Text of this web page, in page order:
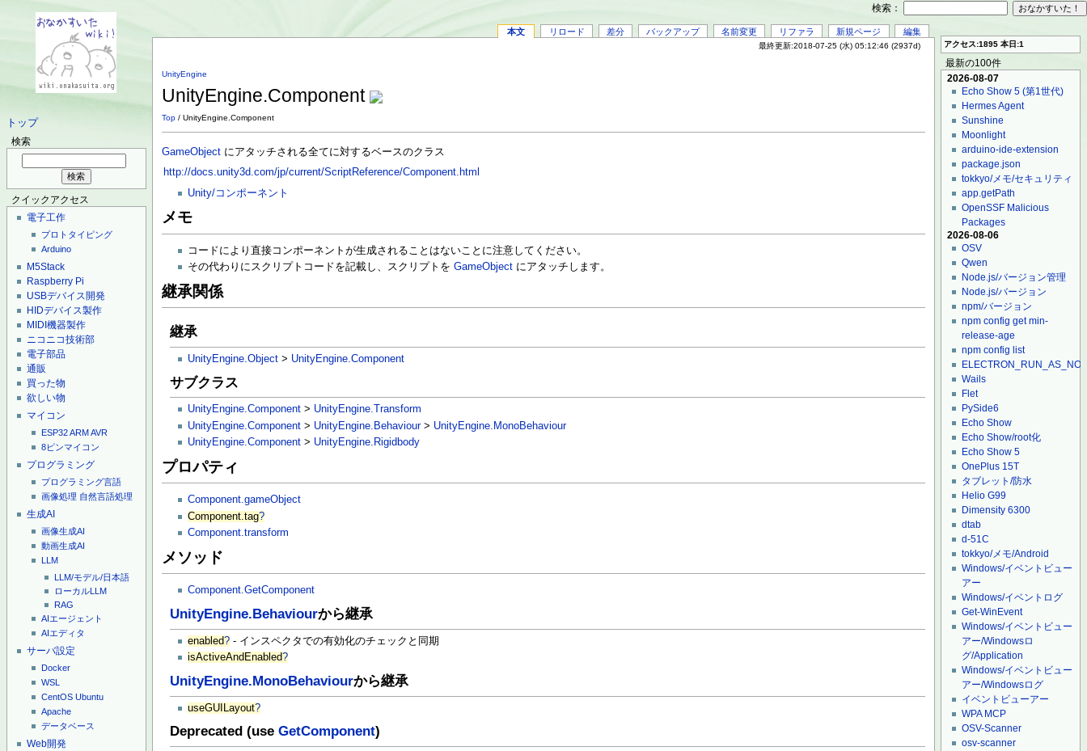
トップ
検索
クイックアクセス
電子工作
プロトタイピング
Arduino
M5Stack
Raspberry Pi
USBデバイス開発
HIDデバイス製作
MIDI機器製作
ニコニコ技術部
電子部品
通販
買った物
欲しい物
マイコン
ESP32ARMAVR
8ピンマイコン
プログラミング
プログラミング言語
画像処理 自然言語処理
生成AI
画像生成AI
動画生成AI
LLM
LLM/モデル/日本語
ローカルLLM
RAG
AIエージェント
AIエディタ
サーバ設定
Docker
WSL
CentOS Ubuntu
Apache
データベース
Web開発
本文 リロード 差分 バックアップ 名前変更 リファラ 新規ページ 編集
最終更新:2018-07-25 (水) 05:12:46 (2937d)
UnityEngine
UnityEngine.Component
Top / UnityEngine.Component
GameObject にアタッチされる全てに対するベースのクラス
http://docs.unity3d.com/jp/current/ScriptReference/Component.html
Unity/コンポーネント
メモ
コードにより直接コンポーネントが生成されることはないことに注意してください。
その代わりにスクリプトコードを記載し、スクリプトをGameObject にアタッチします。
継承関係
継承
UnityEngine.Object > UnityEngine.Component
サブクラス
UnityEngine.Component > UnityEngine.Transform
UnityEngine.Component > UnityEngine.Behaviour> UnityEngine.MonoBehaviour
UnityEngine.Component > UnityEngine.Rigidbody
プロパティ
Component.gameObject
Component.tag?
Component.transform
メソッド
Component.GetComponent
UnityEngine.Behaviourから継承
enabled? - インスペクタでの有効化のチェックと同期
isActiveAndEnabled?
UnityEngine.MonoBehaviourから継承
useGUILayout?
Deprecated (useGetComponent)
アクセス:1895 本日:1
最新の100件
2026-08-07
Echo Show 5 (第1世代)
Hermes Agent
Sunshine
Moonlight
arduino-ide-extension
package.json
tokkyo/メモ/セキュリティ
app.getPath
OpenSSF Malicious
Packages
2026-08-06
OSV
Qwen
Node.js/バージョン管理
Node.js/バージョン
npm/バージョン
npm config get min-
release-age
npm config list
Wails
Flet
PySide6
Echo Show
Echo Show/root化
Echo Show 5
OnePlus 15T
タブレット/防水
Helio G99
Dimensity 6300
dtab
d-51C
tokkyo/メモ/Android
Windows/イベントビュー
アー
Windows/イベントログ
Get-WinEvent
Windows/イベントビュー
アー/Windowsロ
グ/Application
Windows/イベントビュー
アー/Windowsログ
イベントビューアー
WPA MCP
OSV-Scanner
osv-scanner
検索：